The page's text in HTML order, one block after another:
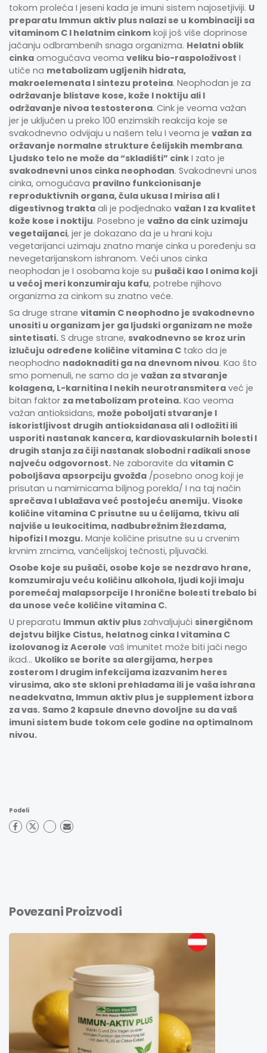
tokom proleća I jeseni kada je imuni sistem najosetjiviji. U
preparatu Immun aktiv plus nalazi se u kombinaciji sa
vitaminom C I helatnim cinkom koji još više doprinose
jačanju odbrambenih snaga organizma. Helatni oblik
cinka omogućava veoma veliku bio-raspoloživost I
utiče na metabolizam ugljenih hidrata,
makroelemenata I sintezu proteina. Neophodan je za
održavanje blistave kose, kože I noktiju ali I
održavanje nivoa testosterona. Cink je veoma važan
jer je uključen u preko 100 enzimskih reakcija koje se
svakodnevno odvijaju u našem telu I veoma je važan za
oržavanje normalne strukture ćelijskih membrana.
Ljudsko telo ne može da “skladišti” cink I zato je
svakodnevni unos cinka neophodan. Svakodnevni unos
cinka, omogućava pravilno funkcionisanje
reproduktivnih organa, čula ukusa I mirisa ali I
digestivnog trakta ali je podjednako važan I za kvalitet
kože kose i noktiju. Posebno je važno da cink uzimaju
vegetaijanci, jer je dokazano da je u hrani koju
vegetarijanci uzimaju znatno manje cinka u poređenju sa
nevegetarijanskom ishranom. Veći unos cinka
neophodan je I osobama koje su pušači kao I onima koji
u većoj meri konzumiraju kafu, potrebe njihovo
organizma za cinkom su znatno veće.
Sa druge strane vitamin C neophodno je svakodnevno
unositi u organizam jer ga ljudski organizam ne može
sintetisati. S druge strane, svakodnevno se kroz urin
izlučuju određene količine vitamina C tako da je
neophodno nadoknaditi ga na dnevnom nivou. Kao što
smo pomenuli, ne samo da je važan za stvaranje
kolagena, L-karnitina I nekih neurotransmitera već je
bitan faktor za metabolizam proteina. Kao veoma
važan antioksidans, može poboljati stvaranje I
iskoristljivost drugih antioksidanasa ali I odložiti ili
usporiti nastanak kancera, kardiovaskularnih bolesti I
drugih stanja za čiji nastanak slobodni radikali snose
najveću odgovornost. Ne zaboravite da vitamin C
poboljšava apsorpciju gvožđa /posebno onog koji je
prisutan u namirnicama biljnog porekla/ I na taj način
sprečava I ublažava već postojeću anemiju. Visoke
količine vitamina C prisutne su u ćelijama, tkivu ali
najviše u leukocitima, nadbubrežnim žlezdama,
hipofizi I mozgu. Manje količine prisutne su u crvenim
krvnim zrncima, vanćelijskoj tečnosti, pljuvački.
Osobe koje su pušači, osobe koje se nezdravo hrane,
komzumiraju veću količinu alkohola, ljudi koji imaju
poremećaj malapsorpcije I hronične bolesti trebalo bi
da unose veće količine vitamina C.
U preparatu Immun aktiv plus zahvaljujući sinergičnom
dejstvu biljke Cistus, helatnog cinka I vitamina C
izolovanog iz Acerole vaš imunitet može biti jači nego
ikad… Ukoliko se borite sa alergijama, herpes
zosterom I drugim infekcijama izazvanim heres
virusima, ako ste skloni prehladama ili je vaša ishrana
neadekvatna, Immun aktiv plus je supplement izbora
za vas. Samo 2 kapsule dnevno dovoljne su da vaš
imuni sistem bude tokom cele godine na optimalnom
nivou.
Podeli
Povezani Proizvodi